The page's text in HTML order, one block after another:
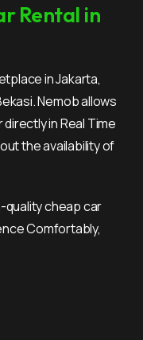
Rental in
in Jakarta,
Nemob allows
in Real Time
the availability of
cheap car
Comfortably,